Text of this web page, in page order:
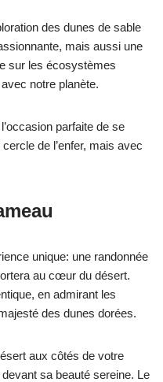
des dunes de sable
mais aussi une
sur les écosystèmes
notre planète.
parfaite de se
de l’enfer, mais avec
unique: une randonnée
au cœur du désert.
en admirant les
des dunes dorées.
aux côtés de votre
sa beauté sereine. Le